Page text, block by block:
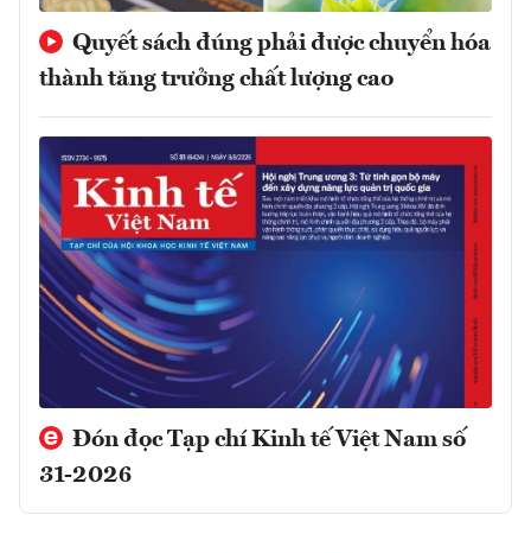
Quyết sách đúng phải được chuyển hóa
thành tăng trưởng chất lượng cao
Đón đọc Tạp chí Kinh tế Việt Nam số
31-2026